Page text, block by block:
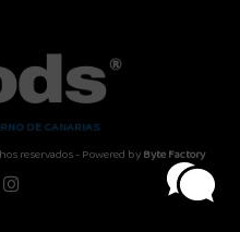
DE CANARIAS
reservados - Powered byByte Factory